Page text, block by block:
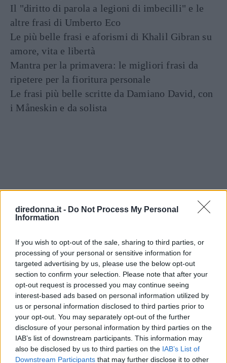
diredonna.it - Do Not Process My Personal
Information
If you wish to opt-out of the sale, sharing to third parties, or
processing of your personal or sensitive information for
targeted advertising by us, please use the below opt-out
section to confirm your selection. Please note that after your
opt-out request is processed you may continue seeing
interest-based ads based on personal information utilized by
us or personal information disclosed to third parties prior to
your opt-out. You may separately opt-out of the further
disclosure of your personal information by third parties on the
IAB’s list of downstream participants. This information may
also be disclosed by us to third parties on the IAB’s List of
Downstream Participants that may further disclose it to other
Il "diritto di parola a legioni di imbecilli" e le
altre frasi di Umberto Eco
Le più belle frasi e aforismi di Khalil Gibran su
amore, vita e libertà
Mantra per la primavera: le migliori frasi da
ripetere per la fioritura personale
Le frasi più belle scritte da Damiano David, con
i Måneskin e da solista
Articolia tema